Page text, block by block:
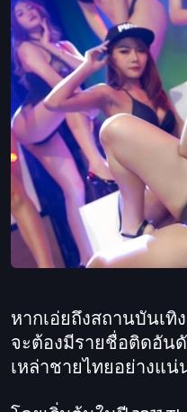
หากเอ่ยถึงสถานบันเทิ
จะต้องมีรายชื่อติดอัน
เหล่าชายไทยอย่างแ